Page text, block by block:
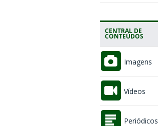
CENTRAL DE
CONTEÚDOS
Imagens
Vídeos
Periódicos